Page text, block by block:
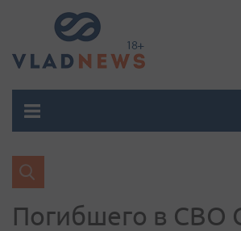
Погибшего в СВО